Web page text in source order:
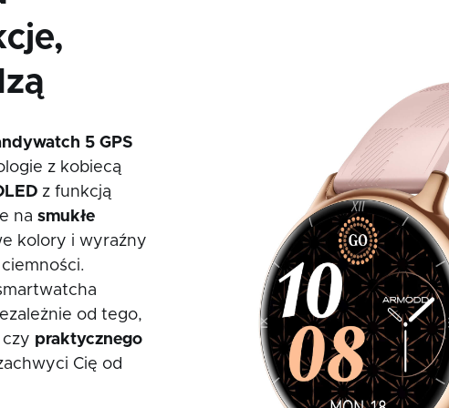
5 GPS
z kobiecą
z funkcją
nasmukłe
kolory i wyraźny
od tego,
praktycznego
Cię od